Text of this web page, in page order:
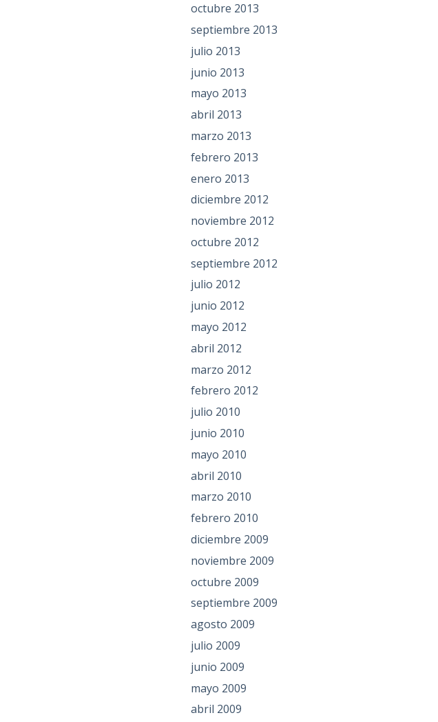
octubre 2013
septiembre 2013
julio 2013
junio 2013
mayo 2013
abril 2013
marzo 2013
febrero 2013
enero 2013
diciembre 2012
noviembre 2012
octubre 2012
septiembre 2012
julio 2012
junio 2012
mayo 2012
abril 2012
marzo 2012
febrero 2012
julio 2010
junio 2010
mayo 2010
abril 2010
marzo 2010
febrero 2010
diciembre 2009
noviembre 2009
octubre 2009
septiembre 2009
agosto 2009
julio 2009
junio 2009
mayo 2009
abril 2009